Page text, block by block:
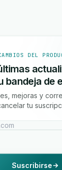
DEL
bandeja de
mejoras y
tu
Suscribirse